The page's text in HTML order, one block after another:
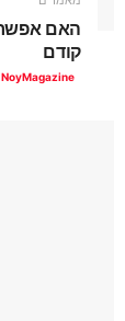
האם אפשר
קודם
NoyMagazine